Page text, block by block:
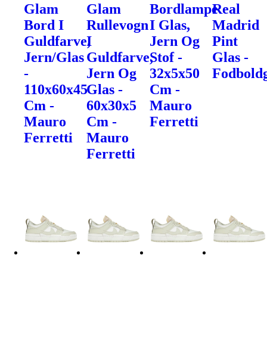
Glam
Bord I
Guldfarve,
Jern/Glas
-
110x60x45
Cm -
Mauro
Ferretti
Glam
Rullevogn
I
Guldfarve,
Jern Og
Glas -
60x30x5
Cm -
Mauro
Ferretti
Bordlampe
I Glas,
Jern Og
Stof -
32x5x50
Cm -
Mauro
Ferretti
Real
Madrid
Pint
Glas -